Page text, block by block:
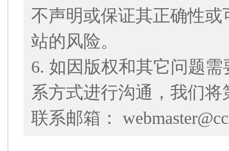
不声明或保证其正确性
站的风险。
6. 如因版权和其它问题
系方式进行沟通，我们
联系邮箱：